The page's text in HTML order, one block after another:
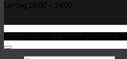
Lørdag 10.00 – 14.00